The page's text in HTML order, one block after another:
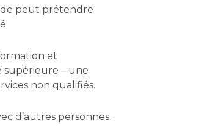
peut prétendre
et
supérieure – une
non qualifiés.
d’autres personnes.